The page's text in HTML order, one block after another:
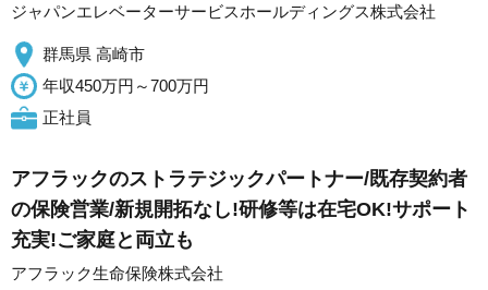
ジャパンエレベーターサービスホールディングス株式会社
群馬県 高崎市
年収450万円～700万円
正社員
アフラックのストラテジックパートナー/既存契約者
の保険営業/新規開拓なし!研修等は在宅OK!サポート
充実!ご家庭と両立も
アフラック生命保険株式会社